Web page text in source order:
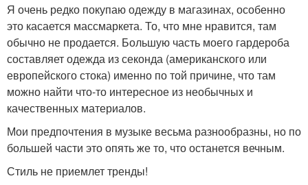
Я очень редко покупаю одежду в магазинах, особенно
это касается массмаркета. То, что мне нравится, там
обычно не продается. Большую часть моего гардероба
составляет одежда из секонда (американского или
европейского стока) именно по той причине, что там
можно найти что-то интересное из необычных и
качественных материалов.
Мои предпочтения в музыке весьма разнообразны, но по
большей части это опять же то, что останется вечным.
Стиль не приемлет тренды!